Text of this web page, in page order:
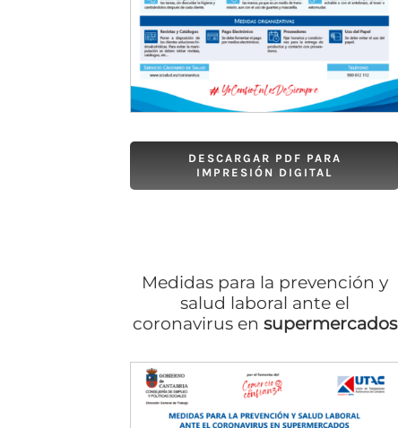
DESCARGAR PDF PARA
IMPRESIÓN DIGITAL
Medidas para la prevención y
salud laboral ante el
coronavirus en supermercados